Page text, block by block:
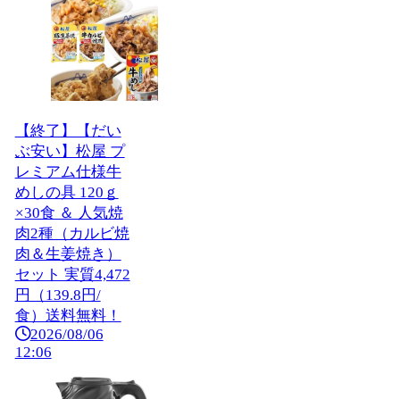
【終了】【だい
ぶ安い】松屋 プ
レミアム仕様牛
めしの具 120ｇ
×30食 ＆ 人気焼
肉2種（カルビ焼
肉＆生姜焼き）
セット 実質4,472
円（139.8円/
食）送料無料！
2026/08/06
12:06